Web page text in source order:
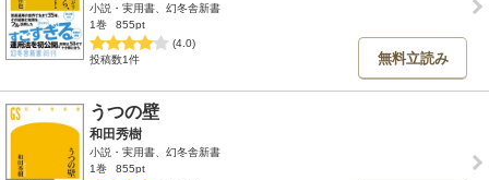
小説・実用書、幻冬舎新書
1巻
855pt
(4.0)
投稿数1件
無料立読み
うつの壁
和田秀樹
小説・実用書、幻冬舎新書
1巻
855pt